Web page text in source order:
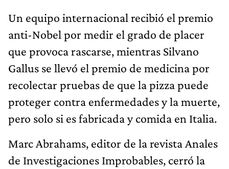
Un equipo internacional recibió el premio
anti-Nobel por medir el grado de placer
que provoca rascarse, mientras Silvano
Gallus se llevó el premio de medicina por
recolectar pruebas de que la pizza puede
proteger contra enfermedades y la muerte,
pero solo si es fabricada y comida en Italia.
Marc Abrahams, editor de la revista Anales
de Investigaciones Improbables, cerró la